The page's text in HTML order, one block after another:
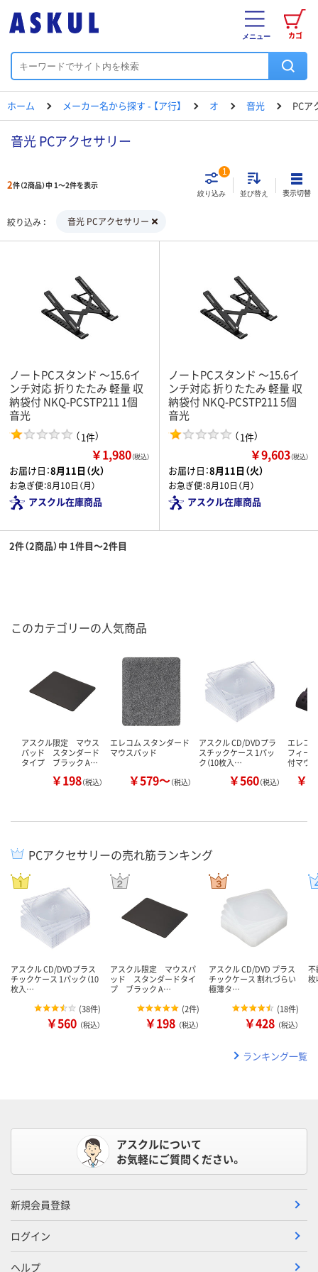
カゴ
メニュー
ホーム メーカー名から探す - 【ア行】 オ 音光 PCア
音光 PCアクセサリー
2件（2商品）中 1～2件を表示
絞り込み
1
並び替え 表示切替
絞り込み 音光 PCアクセサリー
ノートPCスタンド ～15.6イ
ンチ対応 折りたたみ 軽量 収
納袋付 NKQ-PCSTP211 1個
音光
（1件）
￥1,980（税込）
お届け日：8月11日（火）
お急ぎ便：8月10日（月）
アスクル在庫商品
ノートPCスタンド ～15.6イ
ンチ対応 折りたたみ 軽量 収
納袋付 NKQ-PCSTP211 5個
音光
（1件）
￥9,603（税込）
お届け日：8月11日（火）
お急ぎ便：8月10日（月）
アスクル在庫商品
2件（2商品）中 1件目～2件目
このカテゴリーの人気商品
アスクル限定 マウス
パッド スタンダード
タイプ ブラック A…
￥198（税込）
エレコム スタンダード
マウスパッド
￥579～（税込）
アスクル CD/DVDプラ
スチックケース 1パッ
ク（10枚入…
￥560（税込）
エレコ
フィー
付マウ
￥
PCアクセサリーの売れ筋ランキング
アスクル CD/DVDプラス
チックケース 1パック（10
枚入…
(38件)
￥560 （税込）
アスクル限定 マウスパ
ッド スタンダードタイ
プ ブラック A…
(2件)
￥198 （税込）
アスクル CD/DVD プラス
チックケース 割れづらい
極薄タ…
(18件)
￥428 （税込）
枚
ランキング一覧
アスクルについて
お気軽にご質問ください。
新規会員登録
ログイン
ヘルプ